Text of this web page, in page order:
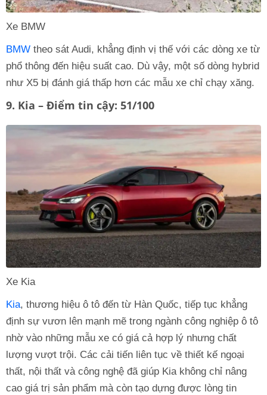
Xe BMW
BMW theo sát Audi, khẳng định vị thế với các dòng xe từ
phổ thông đến hiệu suất cao. Dù vậy, một số dòng hybrid
như X5 bị đánh giá thấp hơn các mẫu xe chỉ chạy xăng.
9. Kia – Điểm tin cậy: 51/100
Xe Kia
Kia, thương hiệu ô tô đến từ Hàn Quốc, tiếp tục khẳng
định sự vươn lên mạnh mẽ trong ngành công nghiệp ô tô
nhờ vào những mẫu xe có giá cả hợp lý nhưng chất
lượng vượt trội. Các cải tiến liên tục về thiết kế ngoại
thất, nội thất và công nghệ đã giúp Kia không chỉ nâng
cao giá trị sản phẩm mà còn tạo dựng được lòng tin